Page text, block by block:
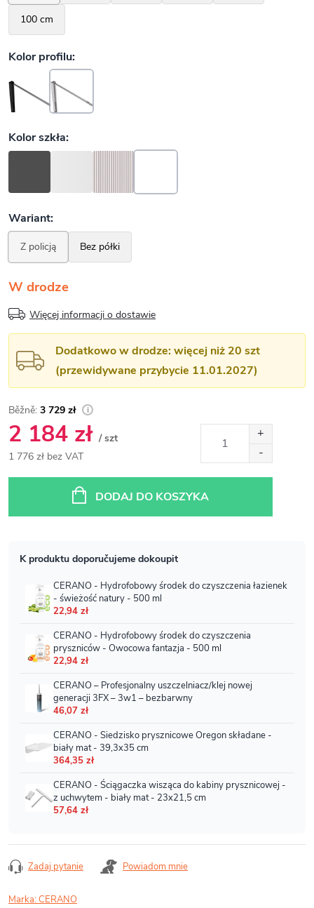
W drodze
Więcej informacji o dostawie
Dodatkowo w drodze: więcej niż 20 szt
(przewidywane przybycie 11.01.2027)
3 729 zł
2 184 zł / szt
1 776 zł bez VAT
DODAJ DO KOSZYKA
Zadaj pytanie Powiadom mnie
Marka:CERANO